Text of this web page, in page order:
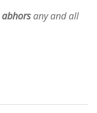
abhorsany and all